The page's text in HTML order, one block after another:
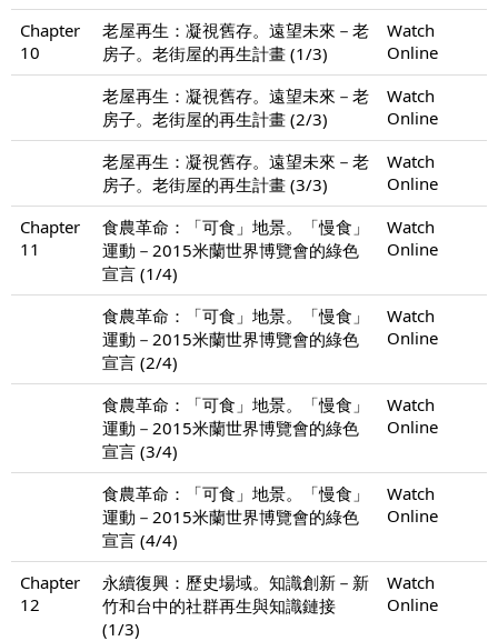
Chapter
10
老屋再生：凝視舊存。遠望未來－老
房子。老街屋的再生計畫 (1/3)
Watch
Online
老屋再生：凝視舊存。遠望未來－老
房子。老街屋的再生計畫 (2/3)
Watch
Online
老屋再生：凝視舊存。遠望未來－老
房子。老街屋的再生計畫 (3/3)
Watch
Online
Chapter
11
食農革命：「可食」地景。「慢食」
運動－2015米蘭世界博覽會的綠色
宣言 (1/4)
Watch
Online
食農革命：「可食」地景。「慢食」
運動－2015米蘭世界博覽會的綠色
宣言 (2/4)
Watch
Online
食農革命：「可食」地景。「慢食」
運動－2015米蘭世界博覽會的綠色
宣言 (3/4)
Watch
Online
食農革命：「可食」地景。「慢食」
運動－2015米蘭世界博覽會的綠色
宣言 (4/4)
Watch
Online
Chapter
12
永續復興：歷史場域。知識創新－新
竹和台中的社群再生與知識鏈接
(1/3)
Watch
Online